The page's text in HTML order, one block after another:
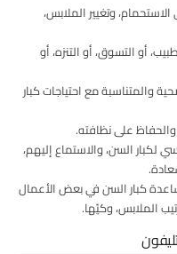
وتغيير الملابس،
أو التسوق، أو التنزه، أو
والمتناسبة مع احتياجات كبار
على نظافته.
لكبار السن، والاستماع إليهم،
كبار السن في بعض الأعمال
الملابس، وكيّها.